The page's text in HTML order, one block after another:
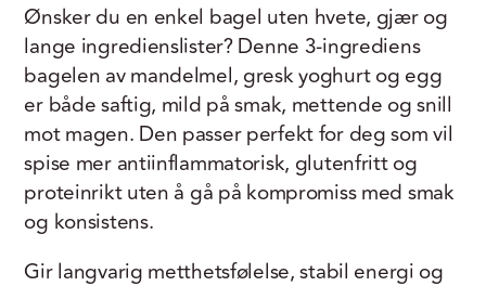
Ønsker du en enkel bagel uten hvete, gjær og
lange ingredienslister? Denne 3-ingrediens
bagelen av mandelmel, gresk yoghurt og egg
er både saftig, mild på smak, mettende og snill
mot magen. Den passer perfekt for deg som vil
spise mer antiinflammatorisk, glutenfritt og
proteinrikt uten å gå på kompromiss med smak
og konsistens.
Gir langvarig metthetsfølelse, stabil energi og